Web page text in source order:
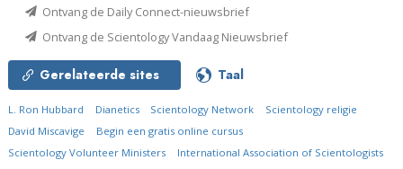
Ontvang de Daily Connect-nieuwsbrief
Ontvang de Scientology Vandaag Nieuwsbrief
Gerelateerde sites Taal
L. Ron Hubbard Dianetics Scientology Network
Scientology religie
David Miscavige
Begin een gratis online cursus
Scientology Volunteer Ministers
International Association of Scientologists